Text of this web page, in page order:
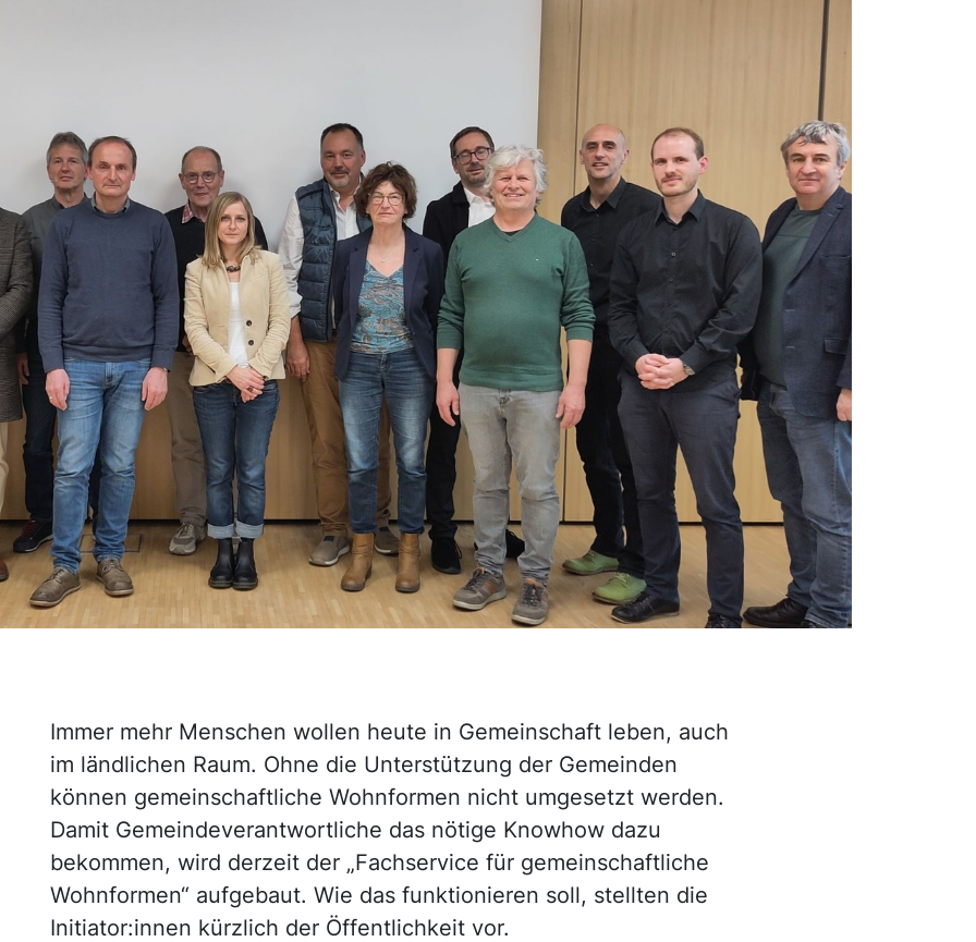
Immer mehr Menschen wollen heute in Gemeinschaft leben, auch
im ländlichen Raum. Ohne die Unterstützung der Gemeinden
können gemeinschaftliche Wohnformen nicht umgesetzt werden.
Damit Gemeindeverantwortliche das nötige Knowhow dazu
bekommen, wird derzeit der „Fachservice für gemeinschaftliche
Wohnformen“ aufgebaut. Wie das funktionieren soll, stellten die
Initiator:innen kürzlich der Öffentlichkeit vor.